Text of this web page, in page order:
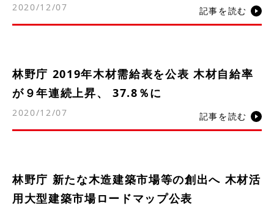
2020/12/07 記事を読む
林野庁 2019年木材需給表を公表 木材自給率
が９年連続上昇、 37.8％に
2020/12/07 記事を読む
林野庁 新たな木造建築市場等の創出へ 木材活
用大型建築市場ロードマップ公表